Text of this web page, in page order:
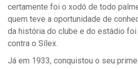
certamente foi o xodó de todo
quem teve a oportunidade de
da história do clube e do estádio foi
contra o Sílex.
Já em 1933, conquistou o seu